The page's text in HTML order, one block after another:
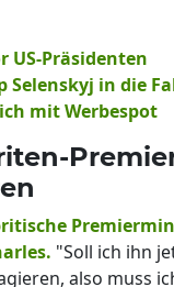
US-Präsidenten
Selenskyj in die
mit Werbespot
"Soll ich ihn
also muss